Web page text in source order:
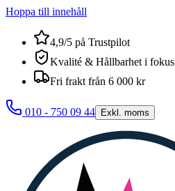
Hoppa till innehåll
4,9/5 på Trustpilot
Kvalité & Hållbarhet i fokus
Fri frakt från 6 000 kr
010 - 750 09 44 Exkl. moms